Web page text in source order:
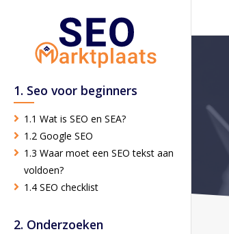
1. Seo voor beginners
1.1 Wat is SEO en SEA?
1.2 Google SEO
1.3 Waar moet een SEO tekst aan
voldoen?
1.4 SEO checklist
2. Onderzoeken